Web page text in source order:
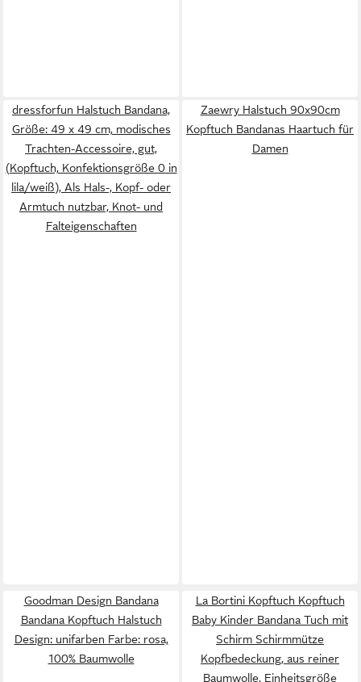
dressforfun Halstuch Bandana,
Größe: 49 x 49 cm, modisches
Trachten-Accessoire, gut,
(Kopftuch, Konfektionsgröße 0 in
lila/weiß), Als Hals-, Kopf- oder
Armtuch nutzbar, Knot- und
Falteigenschaften
Zaewry Halstuch 90x90cm
Kopftuch Bandanas Haartuch für
Damen
Goodman Design Bandana
Bandana Kopftuch Halstuch
Design: unifarben Farbe: rosa,
100% Baumwolle
La Bortini Kopftuch Kopftuch
Baby Kinder Bandana Tuch mit
Schirm Schirmmütze
Kopfbedeckung, aus reiner
Baumwolle, Einheitsgröße